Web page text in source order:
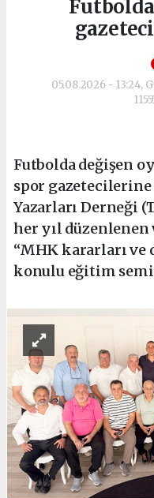
05.08.2026 - 13:24,
Futbolda değişen
spor
Yazarları Derneği
her yıl düzenlenen
“MHK kararları ve
konulu eğitim